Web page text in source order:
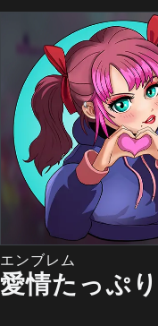
エンブレム
愛情たっぷり